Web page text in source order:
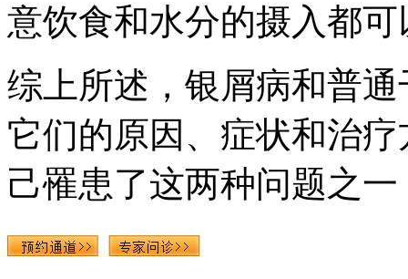
意饮食和水分的摄入都
综上所述，银屑病和普
它们的原因、症状和治
己罹患了这两种问题之